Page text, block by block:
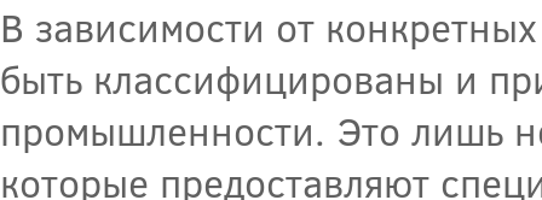
В зависимости от
быть классифицированы и
промышленности. Это лишь
которые предоставляют